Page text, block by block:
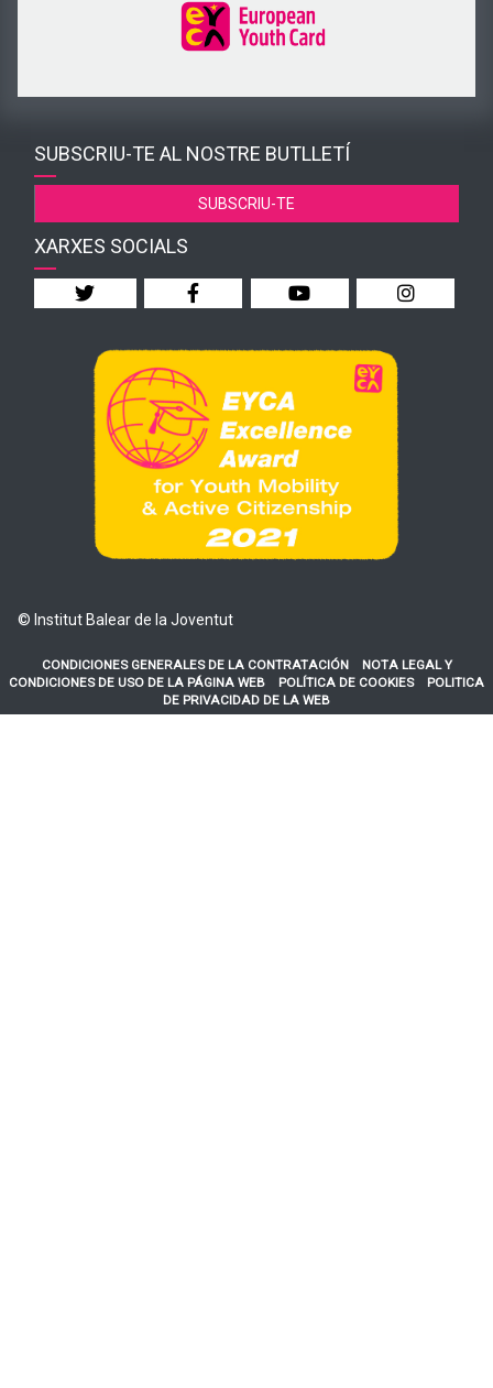
SUBSCRIU-TE AL NOSTRE BUTLLETÍ
SUBSCRIU-TE
XARXES SOCIALS
© Institut Balear de la Joventut
CONDICIONES GENERALES DE LA CONTRATACIÓN
NOTA LEGAL Y
CONDICIONES DE USO DE LA PÁGINA WEB
POLÍTICA DE COOKIES
POLITICA
DE PRIVACIDAD DE LA WEB